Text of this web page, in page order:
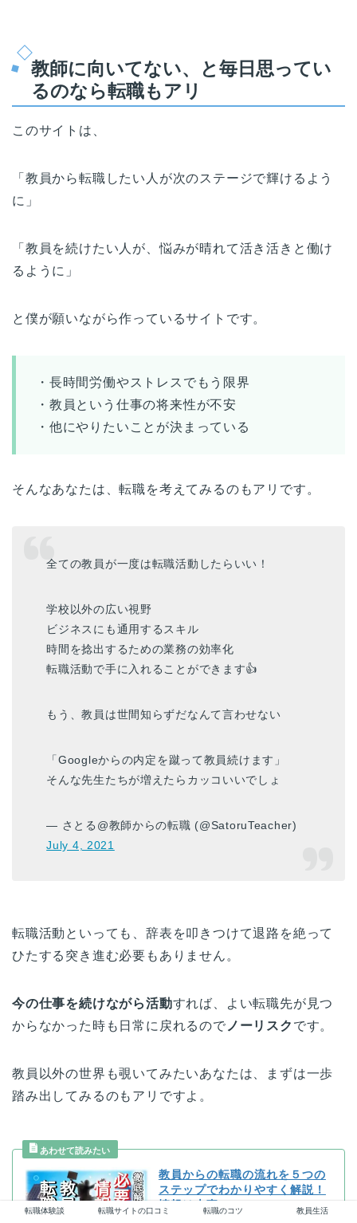
教師に向いてない、と毎日思ってい
るのなら転職もアリ
このサイトは、
「教員から転職したい人が次のステージで輝けるよう
に」
「教員を続けたい人が、悩みが晴れて活き活きと働け
るように」
と僕が願いながら作っているサイトです。
・長時間労働やストレスでもう限界
・教員という仕事の将来性が不安
・他にやりたいことが決まっている
そんなあなたは、転職を考えてみるのもアリです。
全ての教員が一度は転職活動したらいい！
学校以外の広い視野
ビジネスにも通用するスキル
時間を捻出するための業務の効率化
転職活動で手に入れることができます👍
もう、教員は世間知らずだなんて言わせない
「Googleからの内定を蹴って教員続けます」
そんな先生たちが増えたらカッコいいでしょ
— さとる@教師からの転職 (@SatoruTeacher)
July 4, 2021
転職活動といっても、辞表を叩きつけて退路を絶って
ひたする突き進む必要もありません。
今の仕事を続けながら活動すれば、よい転職先が見つ
からなかった時も日常に戻れるので ノーリスク です。
教員以外の世界も覗いてみたいあなたは、まずは一歩
踏み出してみるのもアリですよ。
教員からの転職の流れを５つの
ステップでわかりやすく解説！
情報は大事
転職体験談 転職サイトの口コミ 転職のコツ 教員生活